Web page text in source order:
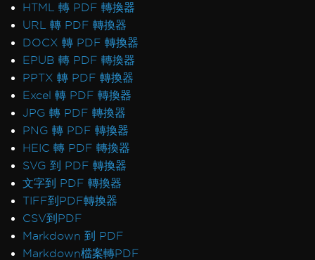
HTML 轉 PDF 轉換器
URL 轉 PDF 轉換器
DOCX 轉 PDF 轉換器
EPUB 轉 PDF 轉換器
PPTX 轉 PDF 轉換器
Excel 轉 PDF 轉換器
JPG 轉 PDF 轉換器
PNG 轉 PDF 轉換器
HEIC 轉 PDF 轉換器
SVG 到 PDF 轉換器
文字到 PDF 轉換器
TIFF到PDF轉換器
CSV到PDF
Markdown 到 PDF
Markdown檔案轉PDF